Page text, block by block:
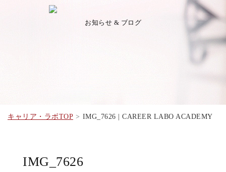
お知らせ & ブログ
キャリア・ラボTOP IMG_7626 | CAREER LABO ACADEMY
IMG_7626